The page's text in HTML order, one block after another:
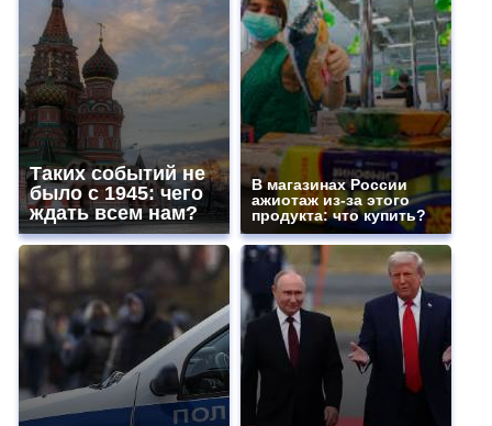
Таких событий не
было с 1945: чего
ждать всем нам?
В магазинах России
ажиотаж из-за этого
продукта: что купить?